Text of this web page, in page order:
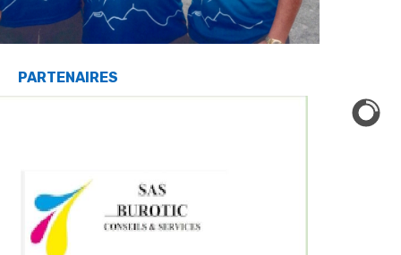
PARTENAIRES